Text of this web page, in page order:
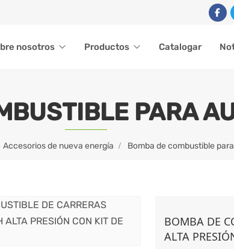
nosotros Productos Catalogar
PARA
Accesorios de nueva energía Bomba de combustible
BOMBA DE
ALTA